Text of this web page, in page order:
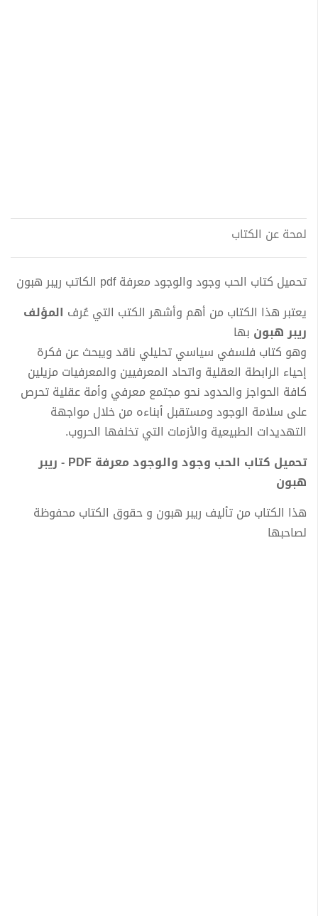
لمحة عن الكتاب
تحميل كتاب الحب وجود والوجود معرفة pdf الكاتب ريبر هبون
يعتبر هذا الكتاب من أهم وأشهر الكتب التي عُرف المؤلف
ريبر هبون بها
وهو كتاب فلسفي سياسي تحليلي ناقد ويبحث عن فكرة
إحياء الرابطة العقلية واتحاد المعرفيين والمعرفيات مزيلين
كافة الحواجز والحدود نحو مجتمع معرفي وأمة عقلية تحرص
على سلامة الوجود ومستقبل أبناءه من خلال مواجهة
التهديدات الطبيعية والأزمات التي تخلفها الحروب.
تحميل كتاب الحب وجود والوجود معرفة PDF - ريبر
هبون
هذا الكتاب من تأليف ريبر هبون و حقوق الكتاب محفوظة
لصاحبها